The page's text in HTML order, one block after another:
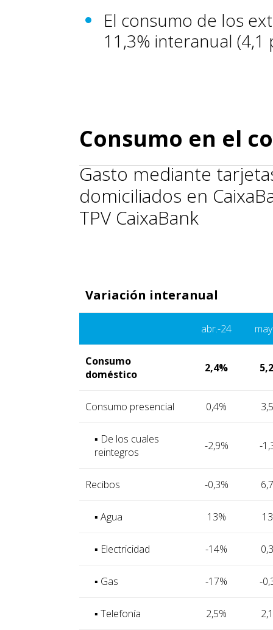
El consumo de los
11,3% interanual
Consumo en el
Gasto mediante
domiciliados en
TPV CaixaBank
Variación interanual
abr.-24
Consumo
doméstico
2,4%
Consumo presencial 0,4%
▪ De los cuales
reintegros
-2,9% -
Recibos -0,3%
▪ Agua 13%
▪ Electricidad -14%
▪ Gas -17% -
▪ Telefonía 2,5%